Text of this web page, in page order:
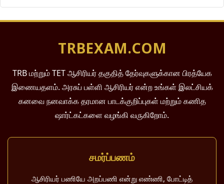
TRBEXAM.COM
TRB மற்றும் TET ஆசிரியர் தகுதித் தேர்வுகளுக்கான பிரத்யேக
இணையதளம். அரசுப் பள்ளி ஆசிரியர் என்ற உங்கள் இலட்சியக்
கனவை நனவாக்க தரமான பாடக்குறிப்புகள் மற்றும் கணித
ஷார்ட்கட்களை வழங்கி வருகிறோம்.
சமர்ப்பணம்
ஆசிரியர் பணியே அறப்பணி என்று எண்ணி, போட்டித்